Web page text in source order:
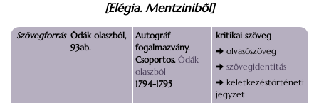
[Elégia. Mentziniből]
Szövegforrás Ódák olaszból,
93ab.
Autográf
fogalmazvány.
Csoportos. Ódák
olaszból
1794-1795
kritikai szöveg
olvasószöveg
szövegidentitás
keletkezéstörténeti
jegyzet